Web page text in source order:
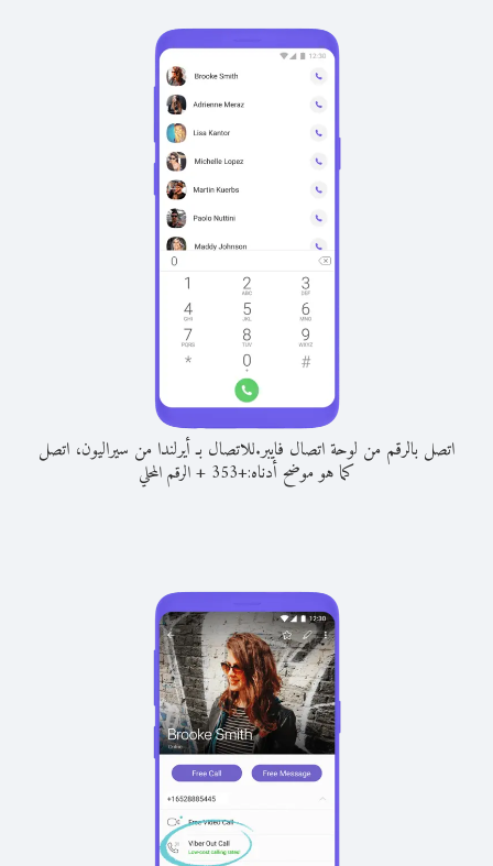
اتصل بالرقم من لوحة اتصال فايبر.للاتصال بـ أيرلندا من سيراليون، اتصل
كما هو موضح أدناه:+
353
+الرقم المحلي